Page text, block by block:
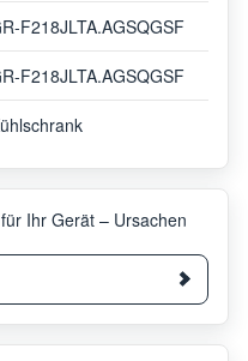
F218JLTA.AGSQGSF
F218JLTA.AGSQGSF
Ihr Gerät – Ursachen